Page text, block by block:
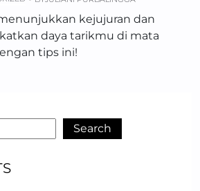
kejujuran dan
daya tarikmu di mata
tips ini!
Search